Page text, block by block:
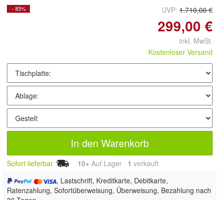
- 83% UVP: 1.710,00 €
299,00 €
inkl. MwSt.
Kostenloser Versand
In den Warenkorb
Sofort lieferbar 10+ Auf Lager 1 verkauft
, Lastschrift, Kreditkarte, Debitkarte,
Ratenzahlung, Sofortüberweisung, Überweisung, Bezahlung nach